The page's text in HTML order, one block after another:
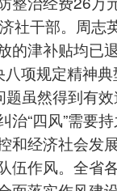
社干部。周志
的津补贴均已退
八项规定精神典
题虽然得到有
治“四风”需要
和经济社会发
伍作风。全省